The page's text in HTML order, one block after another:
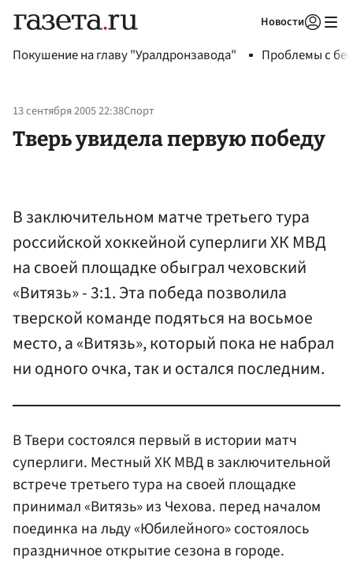
Новости
Покушение на главу "Уралдронзавода" Проблемы с
13 сентября 2005 22:38Спорт
Тверь увидела первую победу
В заключительном матче третьего тура
российской хоккейной суперлиги ХК МВД
на своей площадке обыграл чеховский
«Витязь» - 3:1. Эта победа позволила
тверской команде подяться на восьмое
место, а «Витязь», который пока не набрал
ни одного очка, так и остался последним.
В Твери состоялся первый в истории матч
суперлиги. Местный ХК МВД в заключительной
встрече третьего тура на своей площадке
принимал «Витязь» из Чехова. перед началом
поединка на льду «Юбилейного» состоялось
праздничное открытие сезона в городе.